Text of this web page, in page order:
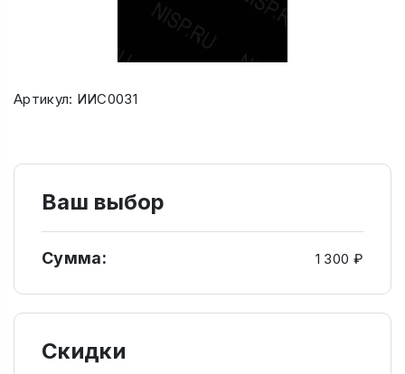
Артикул: ИИС0031
Ваш выбор
Сумма: 1 300 ₽
Скидки